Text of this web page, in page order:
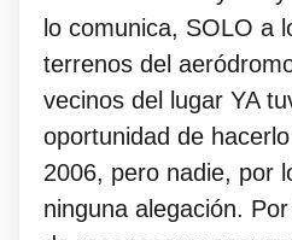
lo comunica, SOLO a
terrenos del
vecinos del lugar YA
oportunidad de
2006, pero nadie, por
ninguna alegación.